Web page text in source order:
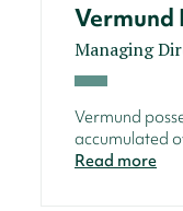
Vermund
Managing
Vermund
accumulated
Read more